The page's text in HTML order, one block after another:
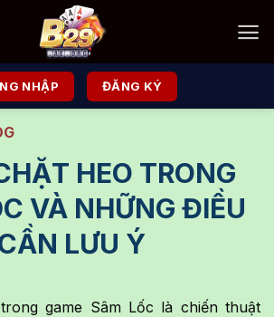
NHẬP ĐĂNG KÝ
HEO TRONG
VÀ NHỮNG ĐIỀU
LƯU Ý
game Sâm Lốc là chiến thuật